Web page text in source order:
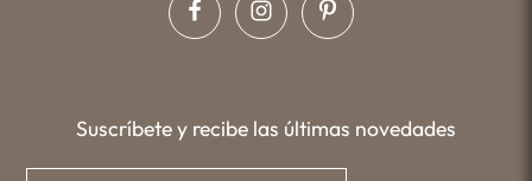
Suscríbete y recibe las últimas novedades